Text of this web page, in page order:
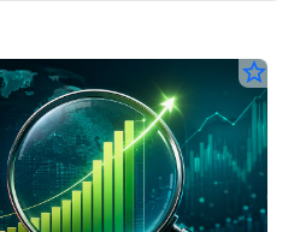
star_border